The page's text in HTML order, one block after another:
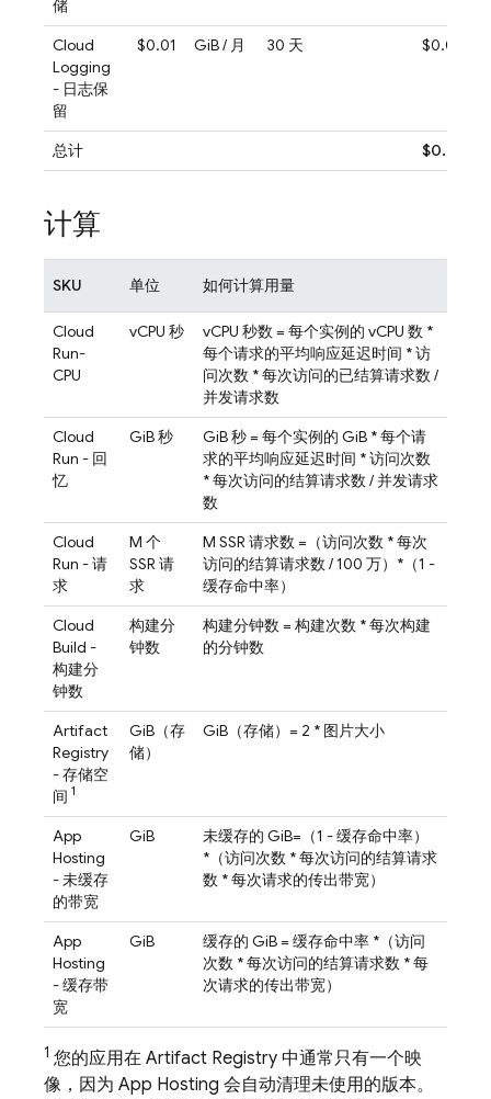
储
Cloud
Logging
- 日志保
留
$0.01 GiB / 月 30 天 $0.00
总计 $0.01
计算
SKU 单位 如何计算用量
Cloud
Run-
CPU
vCPU 秒
vCPU 秒数 = 每个实例的 vCPU 数 *
每个请求的平均响应延迟时间 * 访
问次数 * 每次访问的已结算请求数 /
并发请求数
Cloud
Run - 回
忆
GiB 秒
GiB 秒 = 每个实例的 GiB * 每个请
求的平均响应延迟时间 * 访问次数
* 每次访问的结算请求数 / 并发请求
数
Cloud
Run - 请
求
M 个
SSR 请
求
M SSR 请求数 =（访问次数 * 每次
访问的结算请求数 / 100 万）*（1 -
缓存命中率）
Cloud
Build -
构建分
钟数
构建分
钟数
构建分钟数 = 构建次数 * 每次构建
的分钟数
Artifact
Registry
- 存储空
间 1
GiB（存
储）
GiB（存储）= 2 * 图片大小
App
Hosting
- 未缓存
的带宽
GiB
未缓存的 GiB=（1 - 缓存命中率）
*（访问次数 * 每次访问的结算请求
数 * 每次请求的传出带宽）
App
Hosting
- 缓存带
宽
GiB
缓存的 GiB = 缓存命中率 *（访问
次数 * 每次访问的结算请求数 * 每
次请求的传出带宽）
1 您的应用在 Artifact Registry 中通常只有一个映
像，因为 App Hosting 会自动清理未使用的版本。